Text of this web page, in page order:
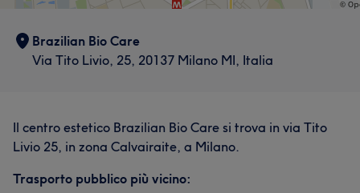
Brazilian Bio Care
Via Tito Livio, 25, 20137 Milano MI, Italia
Il centro estetico Brazilian Bio Care si trova in via Tito
Livio 25, in zona Calvairaite, a Milano.
Trasporto pubblico più vicino: